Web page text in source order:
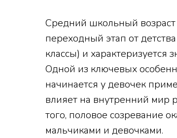
Средний школьный возраст
переходный этап от
классы) и
Одной из ключевых
начинается у девочек
влияет на внутренний мир
того, половое созревание
мальчиками и девочками.